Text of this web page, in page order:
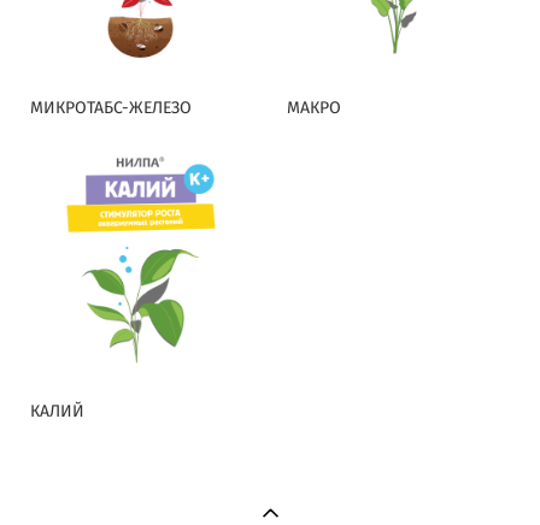
МИКРОТАБС-ЖЕЛЕЗО МАКРО
КАЛИЙ